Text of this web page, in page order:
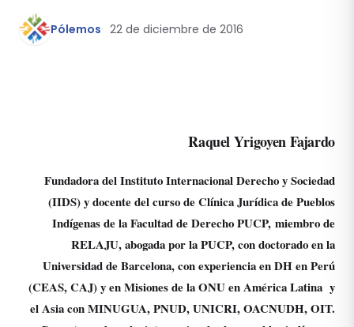
Pólemos 22 de diciembre de 2016
Raquel Yrigoyen Fajardo
Fundadora del Instituto Internacional Derecho y Sociedad
(IIDS) y docente del curso de Clínica Jurídica de Pueblos
Indígenas de la Facultad de Derecho PUCP, miembro de
RELAJU, abogada por la PUCP, con doctorado en la
Universidad de Barcelona, con experiencia en DH en Perú
(CEAS, CAJ) y en Misiones de la ONU en América Latina y
el Asia con MINUGUA, PNUD, UNICRI, OACNUDH, OIT.